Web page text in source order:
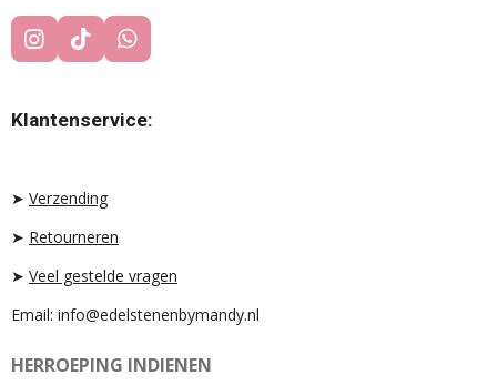
I
N
T
A
A
T
I
T
O
W
H
T
S
Klantenservice:
➤ Verzending
➤ Retourneren
➤ Veel gestelde vragen
Email: info@edelstenenbymandy.nl
HERROEPING INDIENEN